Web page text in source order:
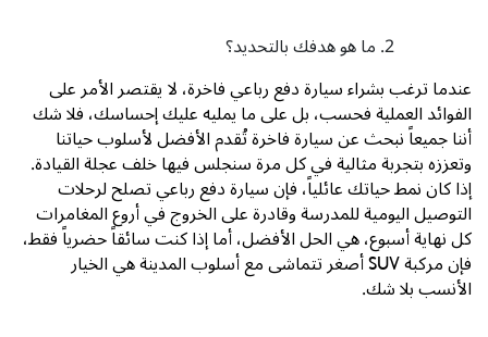
ما هو هدفك بالتحديد؟
عندما ترغب بشراء سيارة دفع رباعي فاخرة، لا يقتصر الأمر على
الفوائد العملية فحسب، بل على ما يمليه عليك إحساسك، فلا شك
أننا جميعاً نبحث عن سيارة فاخرة تُقدم الأفضل لأسلوب حياتنا
وتعززه بتجربة مثالية في كل مرة سنجلس فيها خلف عجلة القيادة.
إذا كان نمط حياتك عائلياً، فإن سيارة دفع رباعي تصلح لرحلات
التوصيل اليومية للمدرسة وقادرة على الخروج في أروع المغامرات
كل نهاية أسبوع، هي الحل الأفضل، أما إذا كنت سائقاً حضرياً فقط،
فإن مركبةSUVأصغر تتماشى مع أسلوب المدينة هي الخيار
الأنسب بلا شك.